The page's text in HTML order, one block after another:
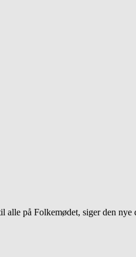
alle på Folkemødet, siger den